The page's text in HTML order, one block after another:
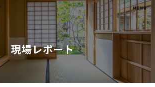
現場レポート